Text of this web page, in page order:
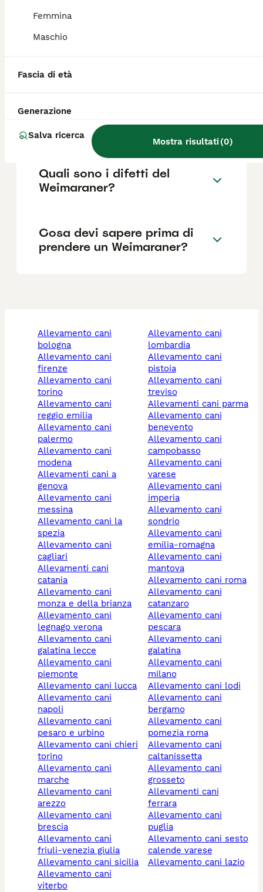
Femmina
Maschio
Fascia di età
Generazione
Salva ricerca
Mostra risultati(0)
dell'allevatore e la posizione.
Weimaraner?
Qual è il carattere del
Weimaraner?
Quali sono i difetti del
Weimaraner?
Cosa devi sapere prima di
prendere un Weimaraner?
allevamento cani
bologna
allevamento cani
firenze
allevamento cani
torino
allevamento cani
reggio emilia
allevamento cani
palermo
allevamento cani
modena
allevamenti cani a
genova
allevamento cani
messina
allevamento cani la
spezia
allevamento cani
cagliari
allevamenti cani
catania
allevamento cani
monza e della brianza
allevamento cani
legnago verona
allevamento cani
galatina lecce
allevamento cani
piemonte
allevamento cani lucca
allevamento cani
napoli
allevamento cani
pesaro e urbino
allevamento cani chieri
torino
allevamento cani
marche
allevamento cani
arezzo
allevamento cani
brescia
allevamento cani
friuli-venezia giulia
allevamento cani sicilia
allevamento cani
viterbo
allevamento cani
lombardia
allevamento cani
pistoia
allevamento cani
treviso
allevamenti cani parma
allevamento cani
benevento
allevamento cani
campobasso
allevamento cani
varese
allevamento cani
imperia
allevamento cani
sondrio
allevamento cani
emilia-romagna
allevamento cani
mantova
allevamento cani roma
allevamento cani
catanzaro
allevamento cani
pescara
allevamento cani
galatina
allevamento cani
milano
allevamento cani lodi
allevamento cani
bergamo
allevamento cani
pomezia roma
allevamento cani
caltanissetta
allevamento cani
grosseto
allevamenti cani
ferrara
allevamento cani
puglia
allevamento cani sesto
calende varese
allevamento cani lazio